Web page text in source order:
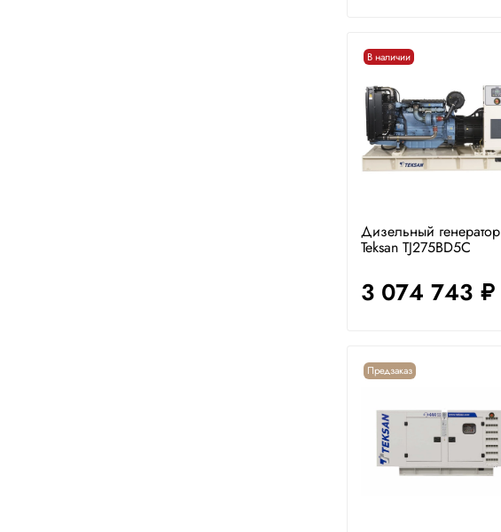
В наличии
Дизельный генератор
Teksan TJ275BD5C
3 074 743 руб.
Предзаказ